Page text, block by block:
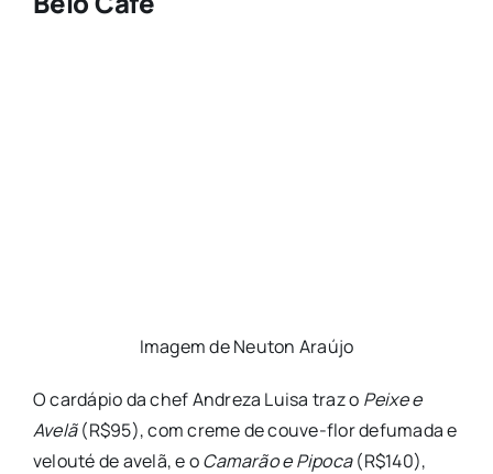
Imagem de Neuton Araújo
O cardápio da chef Andreza Luisa traz o Peixe e
Avelã(R$95), com creme de couve-flor defumada e
velouté de avelã, e oCamarão e Pipoca(R$140),